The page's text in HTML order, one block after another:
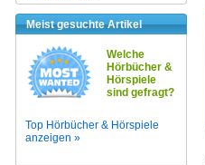
Meist gesuchte Artikel
Welche
Hörbücher &
Hörspiele
sind gefragt?
Top Hörbücher & Hörspiele
anzeigen »